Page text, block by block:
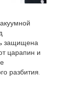
защищена
царапин и
разбития.